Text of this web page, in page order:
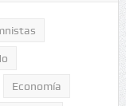
Economía